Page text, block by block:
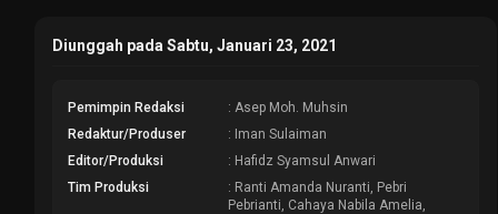
Diunggah pada Sabtu, Januari 23, 2021
Pemimpin Redaksi
: Asep Moh. Muhsin
Redaktur/Produser
: Iman Sulaiman
Editor/Produksi
: Hafidz Syamsul Anwari
Tim Produksi
: Ranti Amanda Nuranti, Pebri
Pebrianti, Cahaya Nabila Amelia,